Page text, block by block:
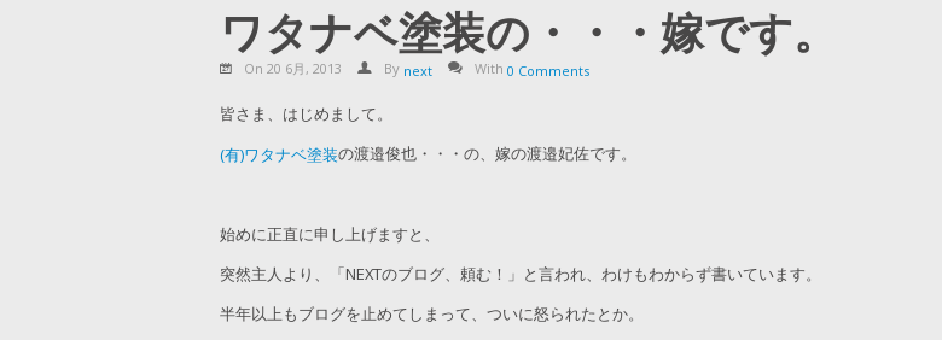
ワタナベ塗装の・・・嫁です。
On 20 6月, 2013 By next With 0 Comments
皆さま、はじめまして。
(有)ワタナベ塗装の渡邉俊也・・・の、嫁の渡邉妃佐です。
始めに正直に申し上げますと、
突然主人より、「NEXTのブログ、頼む！」と言われ、わけもわからず書いています。
半年以上もブログを止めてしまって、ついに怒られたとか。